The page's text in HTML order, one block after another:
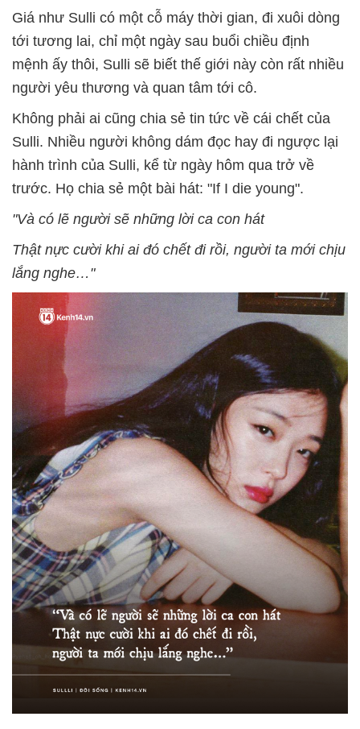
Giá như Sulli có một cỗ máy thời gian, đi xuôi dòng
tới tương lai, chỉ một ngày sau buổi chiều định
mệnh ấy thôi, Sulli sẽ biết thế giới này còn rất nhiều
người yêu thương và quan tâm tới cô.
Không phải ai cũng chia sẻ tin tức về cái chết của
Sulli. Nhiều người không dám đọc hay đi ngược lại
hành trình của Sulli, kể từ ngày hôm qua trở về
trước. Họ chia sẻ một bài hát: "If I die young".
"Và có lẽ người sẽ những lời ca con hát
Thật nực cười khi ai đó chết đi rồi, người ta mới chịu
lắng nghe…"